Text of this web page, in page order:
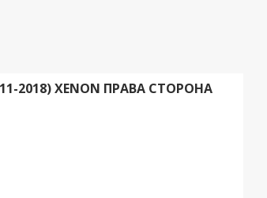
2018) XENON ПРАВА СТОРОНА